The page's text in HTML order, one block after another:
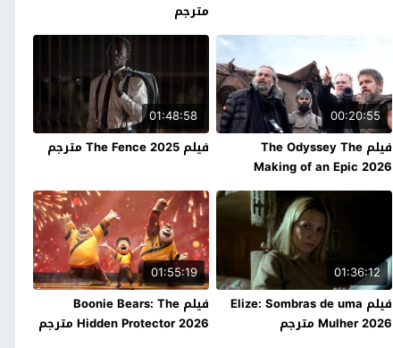
مترجم
00:20:55
فيلم The Odyssey The
Making of an Epic 2026
مترجم
01:48:58
فيلم The Fence 2025 مترجم
01:36:12
فيلم Elize: Sombras de uma
Mulher 2026 مترجم
01:55:19
فيلم Boonie Bears: The
Hidden Protector 2026 مترجم